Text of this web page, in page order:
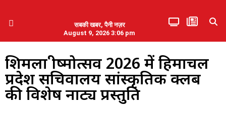
सबकी खबर, पैनी नज़र
August 9, 2026 3:06 pm
शिमला ग्रीष्मोत्सव 2026 में हिमाचल
प्रदेश सचिवालय सांस्कृतिक क्लब
की विशेष नाट्य प्रस्तुति